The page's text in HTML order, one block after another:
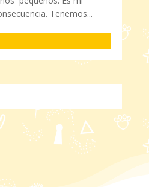
Tenemos...